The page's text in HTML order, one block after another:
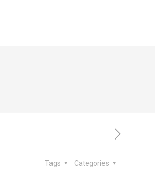
Categories
Tags